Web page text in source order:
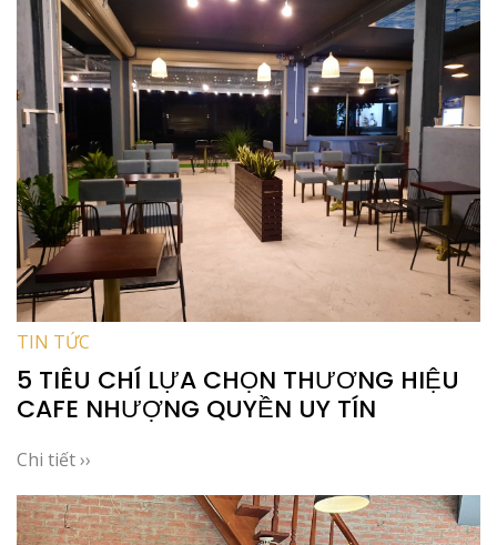
TIN TỨC
5 TIÊU CHÍ LỰA CHỌN THƯƠNG HIỆU
CAFE NHƯỢNG QUYỀN UY TÍN
Chi tiết ››